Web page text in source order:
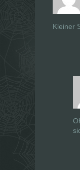
Kleiner